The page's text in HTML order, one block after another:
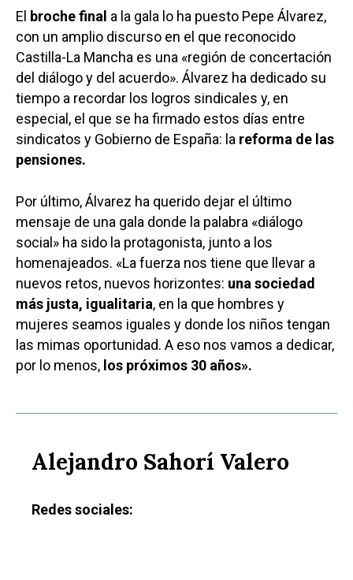
El broche final a la gala lo ha puesto Pepe Álvarez,
con un amplio discurso en el que reconocido
Castilla-La Mancha es una «región de concertación
del diálogo y del acuerdo». Álvarez ha dedicado su
tiempo a recordar los logros sindicales y, en
especial, el que se ha firmado estos días entre
sindicatos y Gobierno de España: la reforma de las
pensiones.
Por último, Álvarez ha querido dejar el último
mensaje de una gala donde la palabra «diálogo
social» ha sido la protagonista, junto a los
homenajeados. «La fuerza nos tiene que llevar a
nuevos retos, nuevos horizontes: una sociedad
más justa, igualitaria, en la que hombres y
mujeres seamos iguales y donde los niños tengan
las mimas oportunidad. A eso nos vamos a dedicar,
por lo menos, los próximos 30 años».
Alejandro Sahorí Valero
Redes sociales:
Sucesos
Medio Ambiente
Planeta Rural
Especiales
Política